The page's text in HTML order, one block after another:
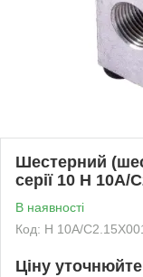
Шестерний
серії 10 H 10A/
В наявності
Код: H 10A/
Ціну уточнюйте